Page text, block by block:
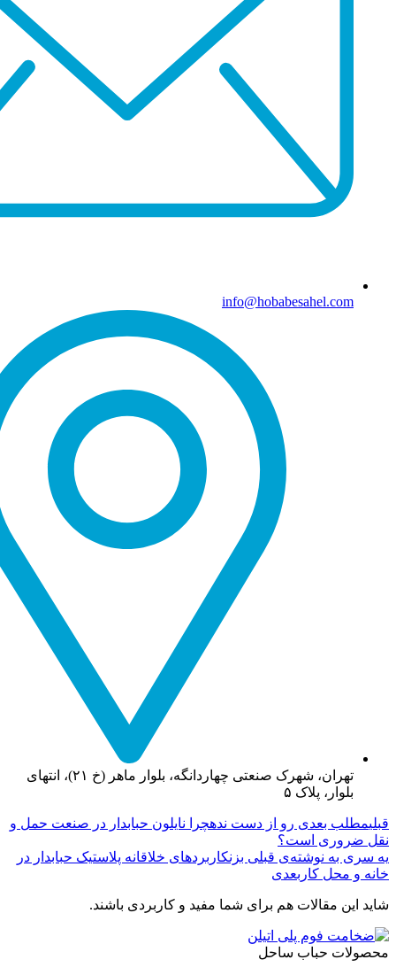
info@hobabesahel.com
تهران، شهرک صنعتی چهاردانگه، بلوار ماهر (خ ۲۱)، انتهای
بلوار، پلاک ۵
قبلیمطلب بعدی رو از دست ندهچرا نایلون حبابدار در صنعت حمل و
نقل ضروری است؟
یه سری به نوشته‌ی قبلی بزنکاربردهای خلاقانه پلاستیک حبابدار در
خانه و محل کار بعدی
شاید این مقالات هم برای شما مفید و کاربردی باشند.
محصولات حباب ساحل